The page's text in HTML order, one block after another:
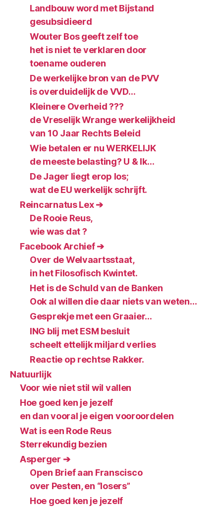
Landbouw word met Bijstand
gesubsidieerd
Wouter Bos geeft zelf toe
het is niet te verklaren door
toename ouderen
De werkelijke bron van de PVV
is overduidelijk de VVD…
Kleinere Overheid ???
de Vreselijk Wrange werkelijkheid
van 10 Jaar Rechts Beleid
Wie betalen er nu WERKELIJK
de meeste belasting? U & Ik…
De Jager liegt erop los;
wat de EU werkelijk schrijft.
Reincarnatus Lex ➔
De Rooie Reus,
wie was dat ?
Facebook Archief ➔
Over de Welvaartsstaat,
in het Filosofisch Kwintet.
Het is de Schuld van de Banken
Ook al willen die daar niets van weten…
Gesprekje met een Graaier…
ING blij met ESM besluit
scheelt ettelijk miljard verlies
Reactie op rechtse Rakker.
Natuurlijk
Voor wie niet stil wil vallen
Hoe goed ken je jezelf
en dan vooral je eigen vooroordelen
Wat is een Rode Reus
Sterrekundig bezien
Asperger ➔
Open Brief aan Franscisco
over Pesten, en “losers”
Hoe goed ken je jezelf